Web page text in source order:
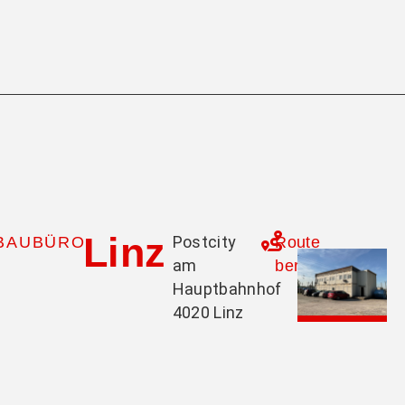
Linz Postcity
am
Hauptbahnhof
4020 Linz
Route
berechnen